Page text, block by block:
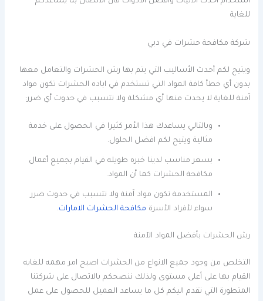
للغاية
شركة مكافحة حشرات في دبي
ويتيح لكم أحدث الأساليب التي يتم بها رش الحشرات والتعامل معها
بدون أي خطأ كافة المواد التي تستخدم في اباده الحشرات تكون مواد
آمنة للغاية لا يحدث منها أي مشكلة ولا تتسبب في حدوث أي ضرر:
وبالتالي يساعدك هذا الأمر كثيرا في الحصول على خدمة
مثالية ويتيح لكم افضل الحلول.
بسعر مناسب لدينا خبره طويله في القيام بجميع أعمال
مكافحة الحشرات كما أن المواد.
المستخدمة تكون مواد آمنة ولا تتسبب في حدوث ضرر
سواء لأفراد الأسرة مكافحة الحشرات الامارات.
رش الحشرات بأفضل المواد الآمنة
التخلص من وجود جميع الانواع من الحشرات اصبح امر مهمه للغايه
القيام بها على أعلى مستوى ولذلك ننصحكم بالاتصال على شركتنا
المتطورة التي تقدم اليكم كل ما يساعد العميل للحصول على عمل